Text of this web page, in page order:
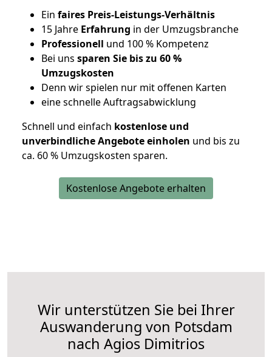
Ein faires Preis-Leistungs-Verhältnis
15 Jahre Erfahrung in der Umzugsbranche
Professionell und 100 % Kompetenz
Bei uns sparen Sie bis zu 60 %
Umzugskosten
Denn wir spielen nur mit offenen Karten
eine schnelle Auftragsabwicklung
Schnell und einfach kostenlose und
unverbindliche Angebote einholen und bis zu
ca. 60 % Umzugskosten sparen.
Kostenlose Angebote erhalten
Wir unterstützen Sie bei Ihrer
Auswanderung von Potsdam
nach Agios Dimitrios